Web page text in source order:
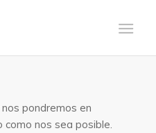
pondremos en
nos sea posible.